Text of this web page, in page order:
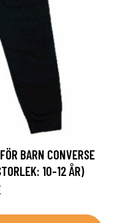
BARN CONVERSE
10-12 ÅR)